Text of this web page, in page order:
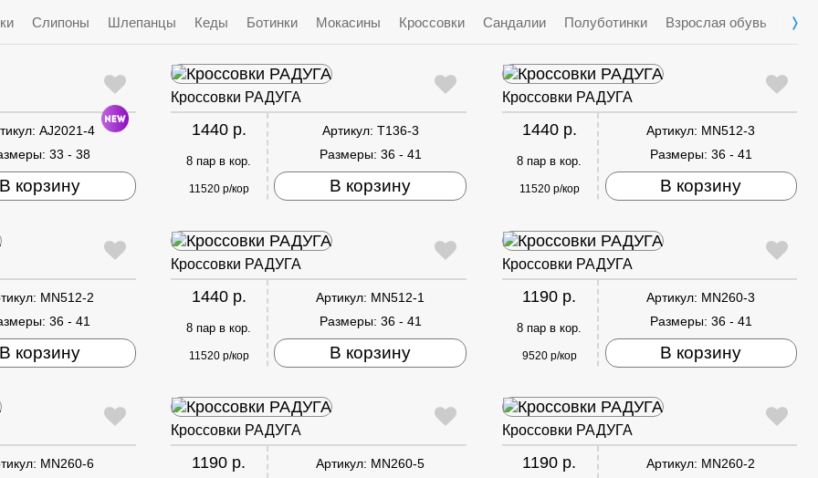
Слипоны Шлепанцы Кеды Ботинки Мокасины Кроссовки Сандалии Полуботинки Взрослая обувь
AJ2021-4
33 - 38
В корзину
Кроссовки РАДУГА
1440 р.
8 пар в кор.
11520 р/кор
Артикул: T136-3
Размеры: 36 - 41
В корзину
Кроссовки РАДУГА
1440 р.
8 пар в кор.
11520 р/кор
Артикул: MN512-3
Размеры: 36 - 41
В корзину
MN512-2
36 - 41
В корзину
Кроссовки РАДУГА
1440 р.
8 пар в кор.
11520 р/кор
Артикул: MN512-1
Размеры: 36 - 41
В корзину
Кроссовки РАДУГА
1190 р.
8 пар в кор.
9520 р/кор
Артикул: MN260-3
Размеры: 36 - 41
В корзину
MN260-6
Кроссовки РАДУГА
1190 р. Артикул: MN260-5
Кроссовки РАДУГА
1190 р. Артикул: MN260-2